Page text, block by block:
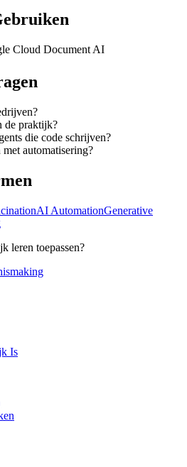
Cloud Document AI
de praktijk?
die code schrijven?
automatisering?
AI AutomationGenerative
leren toepassen?
Is